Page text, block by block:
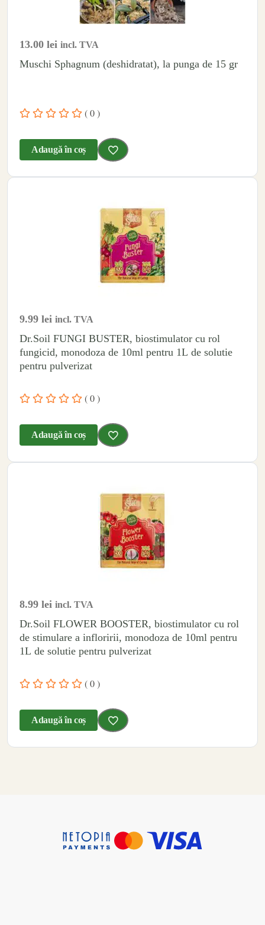
13.00 lei incl. TVA
Muschi Sphagnum (deshidratat), la punga de 15 gr
( 0 )
Adaugă în coș
9.99 lei incl. TVA
Dr.Soil FUNGI BUSTER, biostimulator cu rol
fungicid, monodoza de 10ml pentru 1L de solutie
pentru pulverizat
( 0 )
Adaugă în coș
8.99 lei incl. TVA
Dr.Soil FLOWER BOOSTER, biostimulator cu rol
de stimulare a infloririi, monodoza de 10ml pentru
1L de solutie pentru pulverizat
( 0 )
Adaugă în coș